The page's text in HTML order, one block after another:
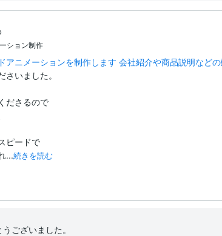
ション制作
アニメーションを制作します 会社紹介や商品説明など
いました。
ださるので
ピードで
...続きを読む
ございました。